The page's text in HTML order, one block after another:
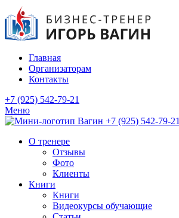
Главная
Организаторам
Контакты
+7 (925) 542-79-21
Меню
+7 (925) 542-79-21
О тренере
Отзывы
Фото
Клиенты
Книги
Книги
Видеокурсы обучающие